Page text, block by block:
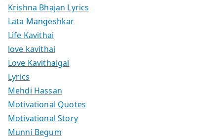
Krishna Bhajan Lyrics
Lata Mangeshkar
Life Kavithai
love kavithai
Love Kavithaigal
Lyrics
Mehdi Hassan
Motivational Quotes
Motivational Story
Munni Begum